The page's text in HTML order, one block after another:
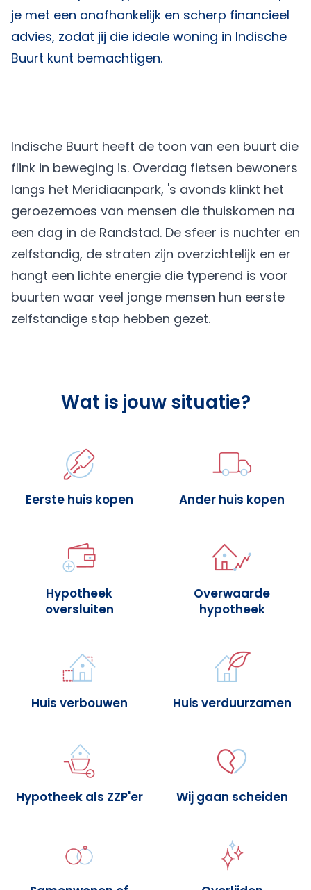
je met een onafhankelijk en scherp financieel
advies, zodat jij die ideale woning in Indische
Buurt kunt bemachtigen.
Indische Buurt heeft de toon van een buurt die
flink in beweging is. Overdag fietsen bewoners
langs het Meridiaanpark, 's avonds klinkt het
geroezemoes van mensen die thuiskomen na
een dag in de Randstad. De sfeer is nuchter en
zelfstandig, de straten zijn overzichtelijk en er
hangt een lichte energie die typerend is voor
buurten waar veel jonge mensen hun eerste
zelfstandige stap hebben gezet.
Wat is jouw situatie?
Eerste huis kopen Ander huis kopen
Hypotheek
oversluiten
Overwaarde
hypotheek
Huis verbouwen Huis verduurzamen
Hypotheek als ZZP'er Wij gaan scheiden